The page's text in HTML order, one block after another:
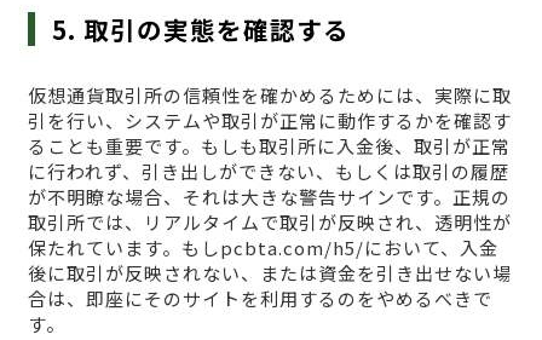
5. 取引の実態を確認する
仮想通貨取引所の信頼性を確かめるためには、実際に取
引を行い、システムや取引が正常に動作するかを確認す
ることも重要です。もしも取引所に入金後、取引が正常
に行われず、引き出しができない、もしくは取引の履歴
が不明瞭な場合、それは大きな警告サインです。正規の
取引所では、リアルタイムで取引が反映され、透明性が
保たれています。もしpcbta.com/h5/において、入金
後に取引が反映されない、または資金を引き出せない場
合は、即座にそのサイトを利用するのをやめるべきで
す。